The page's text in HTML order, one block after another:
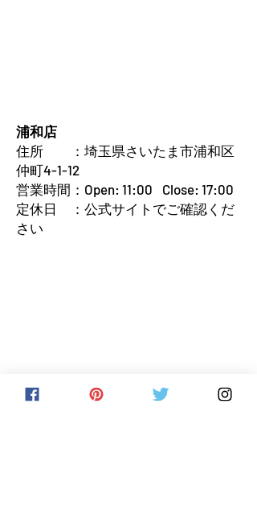
浦和店
住所 ：埼玉県さいたま市浦和区
仲町4-1-12
営業時間：Open: 11:00 Close: 17:00
定休日 ：公式サイトでご確認くだ
さい